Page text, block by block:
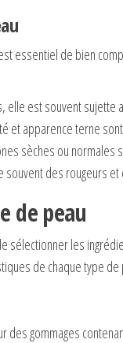
essentiel de bien
elle est souvent sujette
et apparence terne
sèches ou normales
souvent des rougeurs
de peau
sélectionner les
de chaque type de
des gommages